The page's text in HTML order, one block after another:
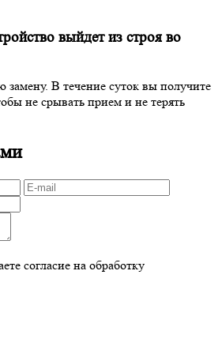
выйдет из строя во
В течение суток вы получите
не срывать прием и не терять
согласие на обработку